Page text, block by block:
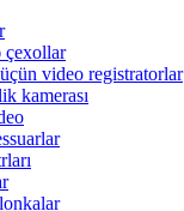
çexollar
video registratorlar
kamerası